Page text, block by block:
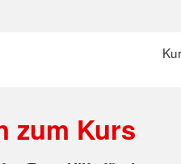
zum Kurs